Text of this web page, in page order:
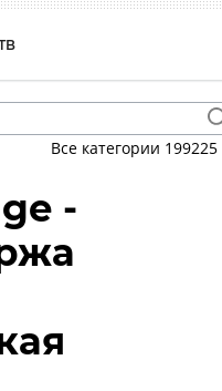
Все категории 199225
-